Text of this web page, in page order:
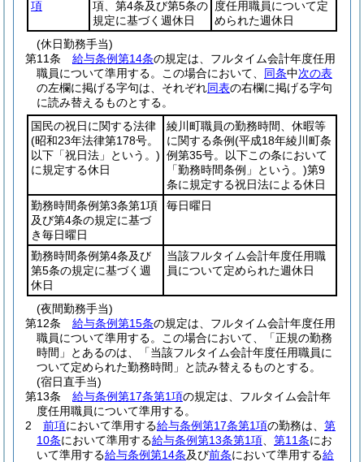
項
項、第4条及び第5条の
規定に基づく週休日
度任用職員について定
められた週休日
(休日勤務手当)
第11条
給与条例第14条の規定は、フルタイム会計年度任用
職員について準用する。
この場合において、 同条中次の表
の左欄に掲げる字句は、それぞれ同表の右欄に掲げる字句
に読み替えるものとする。
国民の祝日に関する法律
(昭和23年法律第178号。
以下「祝日法」という。)
に規定する休日
綾川町職員の勤務時間、休暇等
に関する条例(平成18年綾川町条
例第35号。以下この条において
「勤務時間条例」という。)第9
条に規定する祝日法による休日
勤務時間条例第3条第1項
及び第4条の規定に基づ
き毎日曜日
毎日曜日
勤務時間条例第4条及び
第5条の規定に基づく週
休日
当該フルタイム会計年度任用職
員について定められた週休日
(夜間勤務手当)
第12条
給与条例第15条の規定は、フルタイム会計年度任用
職員について準用する。
この場合において、「正規の勤務
時間」とあるのは、「当該フルタイム会計年度任用職員に
ついて定められた勤務時間」と読み替えるものとする。
(宿日直手当)
第13条
給与条例第17条第1項の規定は、フルタイム会計年
度任用職員について準用する。
2
前項において準用する給与条例第17条第1項の勤務は、 第
10条において準用する給与条例第13条第1項 第11条にお
いて準用する給与条例第14条及び前条において準用する給